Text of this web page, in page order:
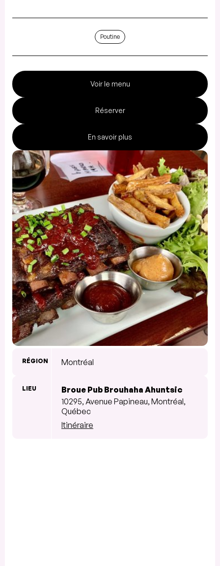
Poutine
Voir le menu
Réserver
En savoir plus
RÉGION Montréal
LIEU
Broue Pub Brouhaha Ahuntsic
10295, Avenue Papineau, Montréal,
Québec
Itinéraire